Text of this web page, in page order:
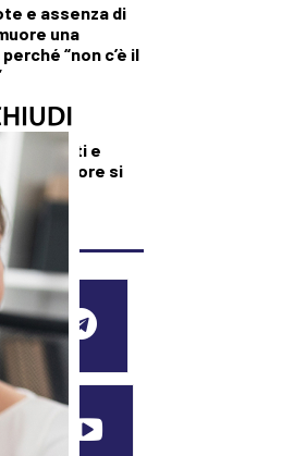
e assenza di
una
“non c’è il
e
ora l’amore si
Excel